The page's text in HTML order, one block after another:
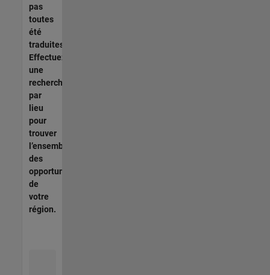
pas
toutes
été
traduites.
Effectuez
une
recherche
par
lieu
pour
trouver
l’ensemble
des
opportunités
de
votre
région.